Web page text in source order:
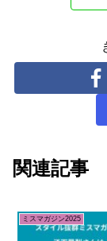
関連記事
ミスマガジン2025